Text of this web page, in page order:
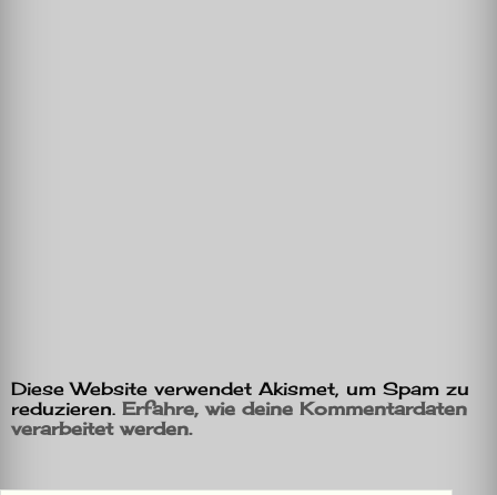
Diese Website verwendet Akismet, um Spam zu
reduzieren. Erfahre, wie deine Kommentardaten
verarbeitet werden.